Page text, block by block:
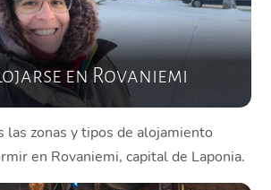
en Rovaniemi
las zonas y tipos de alojamiento
en Rovaniemi, capital de Laponia.